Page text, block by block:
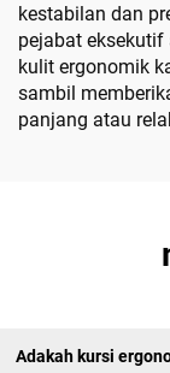
kestabilan dan
pejabat
kulit ergonomik
sambil
panjang atau
Adakah kursi